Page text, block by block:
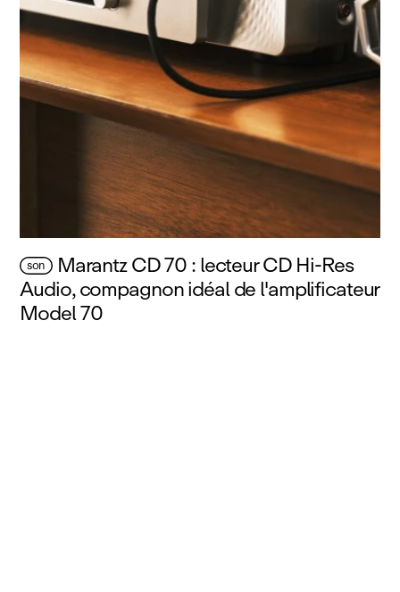
son Marantz CD 70 : lecteur CD Hi‑Res
Audio, compagnon idéal de l'amplificateur
Model 70